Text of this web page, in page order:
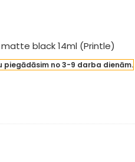
matte black 14ml (Printle)
piegādāsim no 3-9 darba dienām.